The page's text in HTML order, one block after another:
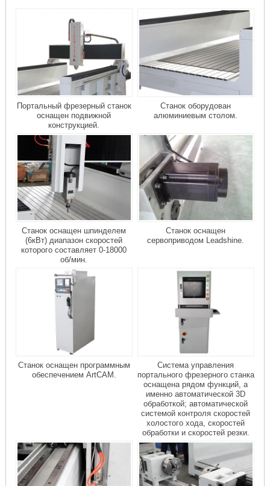
Портальный фрезерный станок
оснащен подвижной
конструкцией.
Станок оборудован
алюминиевым столом.
Станок оснащен шпинделем
(6кВт) диапазон скоростей
которого составляет 0-18000
об/мин.
Станок оснащен
сервоприводом Leadshine.
Станок оснащен программным
обеспечением ArtCAM.
Система управления
портального фрезерного станка
оснащена рядом функций, а
именно автоматической 3D
обработкой; автоматической
системой контроля скоростей
холостого хода, скоростей
обработки и скоростей резки.